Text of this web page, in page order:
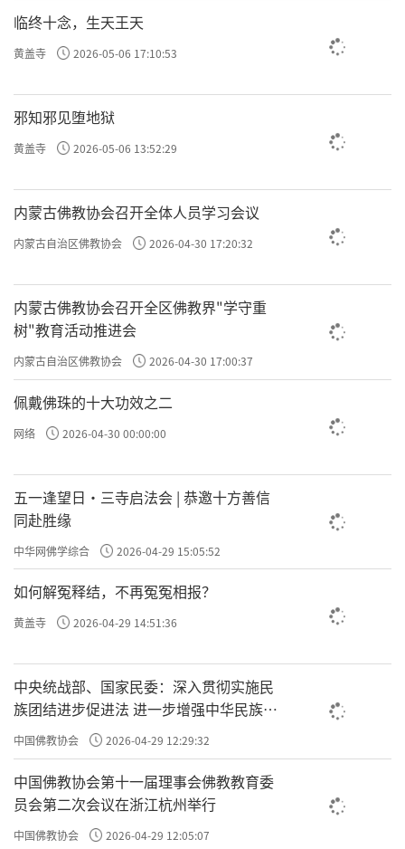
临终十念，生天王天
黄盖寺 2026-05-06 17:10:53
邪知邪见堕地狱
黄盖寺 2026-05-06 13:52:29
内蒙古佛教协会召开全体人员学习会议
内蒙古自治区佛教协会 2026-04-30 17:20:32
内蒙古佛教协会召开全区佛教界"学守重
树"教育活动推进会
内蒙古自治区佛教协会 2026-04-30 17:00:37
佩戴佛珠的十大功效之二
网络 2026-04-30 00:00:00
五一逢望日・三寺启法会 | 恭邀十方善信
同赴胜缘
中华网佛学综合 2026-04-29 15:05:52
如何解冤释结，不再冤冤相报？
黄盖寺 2026-04-29 14:51:36
中央统战部、国家民委：深入贯彻实施民
族团结进步促进法 进一步增强中华民族凝
聚力向心力
中国佛教协会 2026-04-29 12:29:32
中国佛教协会第十一届理事会佛教教育委
员会第二次会议在浙江杭州举行
中国佛教协会 2026-04-29 12:05:07